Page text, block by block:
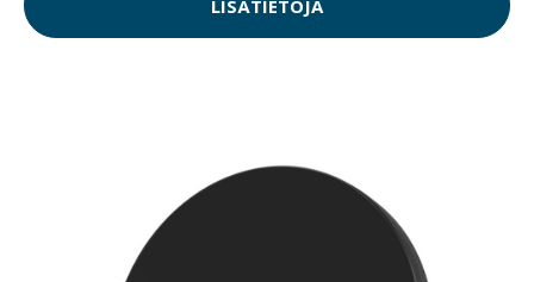
LISÄTIETOJA